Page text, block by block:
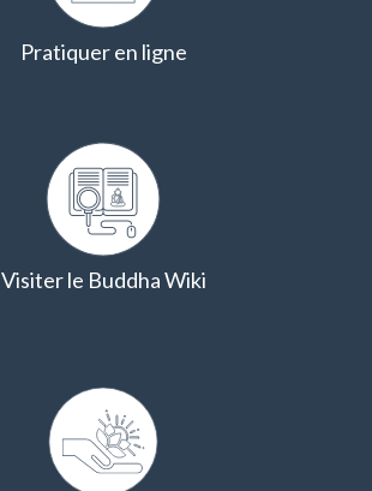
Pratiquer en ligne
Visiter le Buddha Wiki